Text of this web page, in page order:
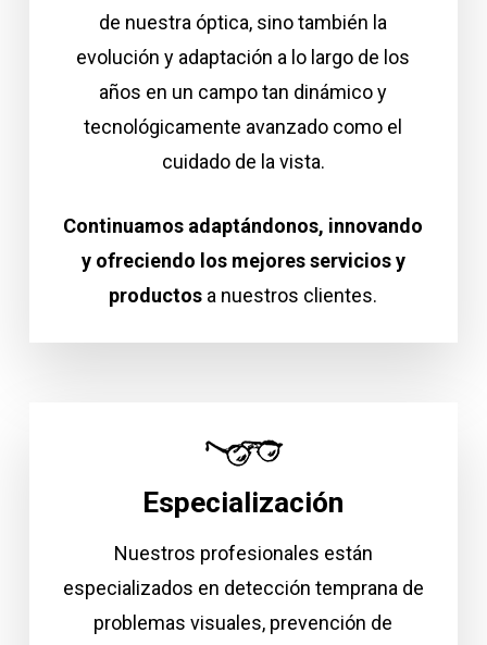
de nuestra óptica, sino también la
evolución y adaptación a lo largo de los
años en un campo tan dinámico y
tecnológicamente avanzado como el
cuidado de la vista.
Continuamos adaptándonos, innovando
y ofreciendo los mejores servicios y
productos a nuestros clientes.
Especialización
Nuestros profesionales están
especializados en detección temprana de
problemas visuales, prevención de